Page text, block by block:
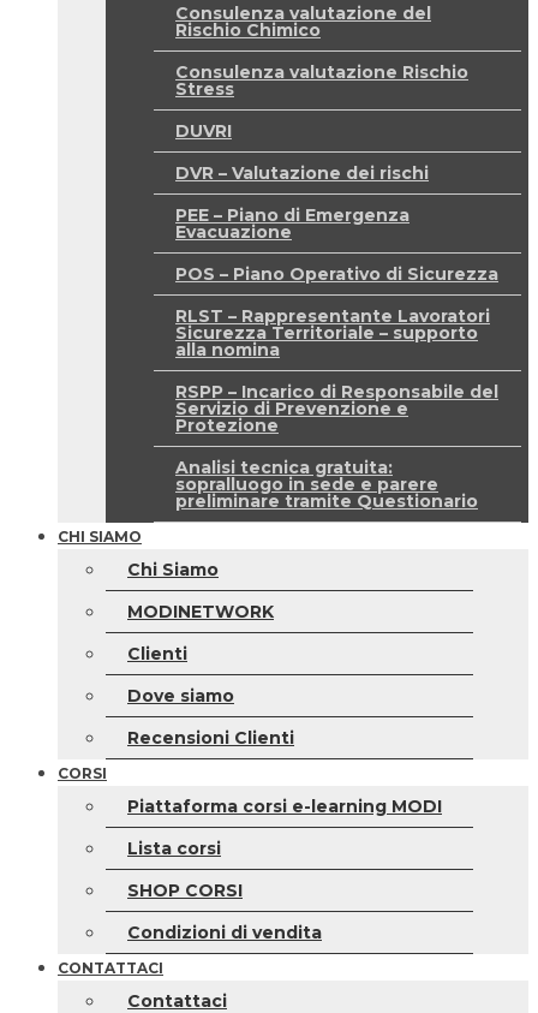
Consulenza valutazione del
Rischio Chimico
Consulenza valutazione Rischio
Stress
DUVRI
DVR – Valutazione dei rischi
PEE – Piano di Emergenza
Evacuazione
POS – Piano Operativo di Sicurezza
RLST – Rappresentante Lavoratori
Sicurezza Territoriale – supporto
alla nomina
RSPP – Incarico di Responsabile del
Servizio di Prevenzione e
Protezione
Analisi tecnica gratuita:
sopralluogo in sede e parere
preliminare tramite Questionario
CHI SIAMO
Chi Siamo
MODINETWORK
Clienti
Dove siamo
Recensioni Clienti
CORSI
Piattaforma corsi e-learning MODI
Lista corsi
SHOP CORSI
Condizioni di vendita
CONTATTACI
Contattaci